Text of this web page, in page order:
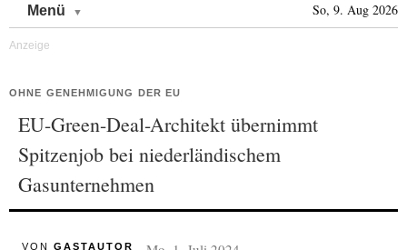
Menü So, 9. Aug 2026
OHNE GENEHMIGUNG DER EU
EU-Green-Deal-Architekt übernimmt
Spitzenjob bei niederländischem
Gasunternehmen
VON GASTAUTOR